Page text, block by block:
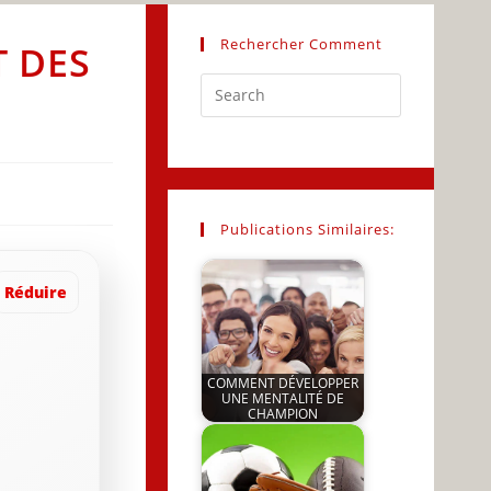
DES
Réduire
Rechercher Comment
Escape
close
the
Publications Similaires:
COMMENT DÉVELOPPER
UNE MENTALITÉ DE
CHAMPION
by
JeunInfo.J.l.